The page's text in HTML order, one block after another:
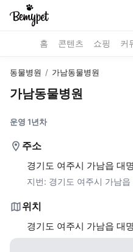
홈 콘텐츠 쇼핑 커
동물병원 / 가남동물병원
가남동물병원
운영 1년차
주소
경기도 여주시 가남읍 대
지번: 경기도 여주시 가남
위치
경기도 여주시 가남읍 대